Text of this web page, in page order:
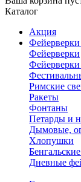
Каталог
Акция
Фейерверки
Римские
Ракеты
Фонтаны
Петарды и
Дымовые,
Хлопушки
Дневные